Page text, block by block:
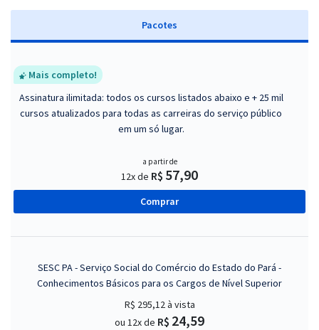
Pacotes
Mais completo!
Assinatura ilimitada: todos os cursos listados abaixo e + 25 mil
cursos atualizados para todas as carreiras do serviço público
em um só lugar.
a partir de
12x de R$ 57,90
Comprar
SESC PA - Serviço Social do Comércio do Estado do Pará -
Conhecimentos Básicos para os Cargos de Nível Superior
R$ 295,12à vista
ou 12x de R$ 24,59